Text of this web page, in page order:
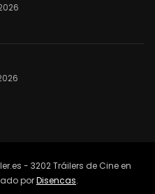
- 3202 Tráilers de Cine en
porDisencas.